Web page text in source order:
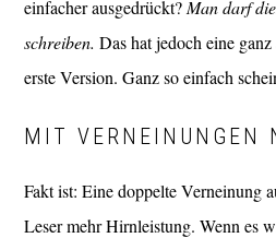
einfacher ausgedrückt? Man darf
schreiben. Das hat jedoch eine
erste Version. Ganz so einfach
MIT VERNEINUNGEN
Fakt ist: Eine doppelte Verneinung
Leser mehr Hirnleistung. Wenn es